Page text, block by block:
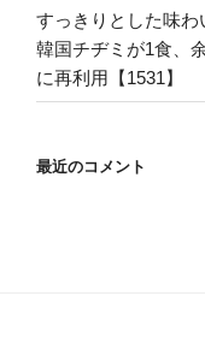
すっきりとした味
韓国チヂミが1食、
に再利用【1531】
最近のコメント